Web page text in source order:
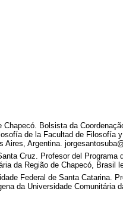
Bolsista da
de la Facultad de Filosofía
Argentina.
Cruz. Profesor del Programa
da Região de Chapecó, Brasil
Federal de Santa Catarina.
da Universidade Comunitária